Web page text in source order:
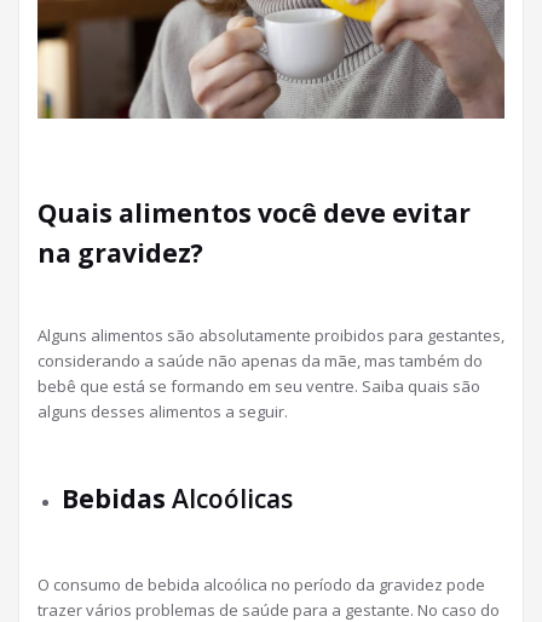
Quais alimentos você deve evitar
na gravidez?
Alguns alimentos são absolutamente proibidos para gestantes,
considerando a saúde não apenas da mãe, mas também do
bebê que está se formando em seu ventre. Saiba quais são
alguns desses alimentos a seguir.
Bebidas Alcoólicas
O consumo de bebida alcoólica no período da gravidez pode
trazer vários problemas de saúde para a gestante. No caso do